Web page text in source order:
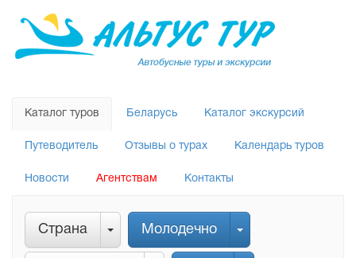
Каталог туров Беларусь Каталог экскурсий
Путеводитель Отзывы о турах Календарь туров
Новости Агентствам Контакты
Страна Молодечно